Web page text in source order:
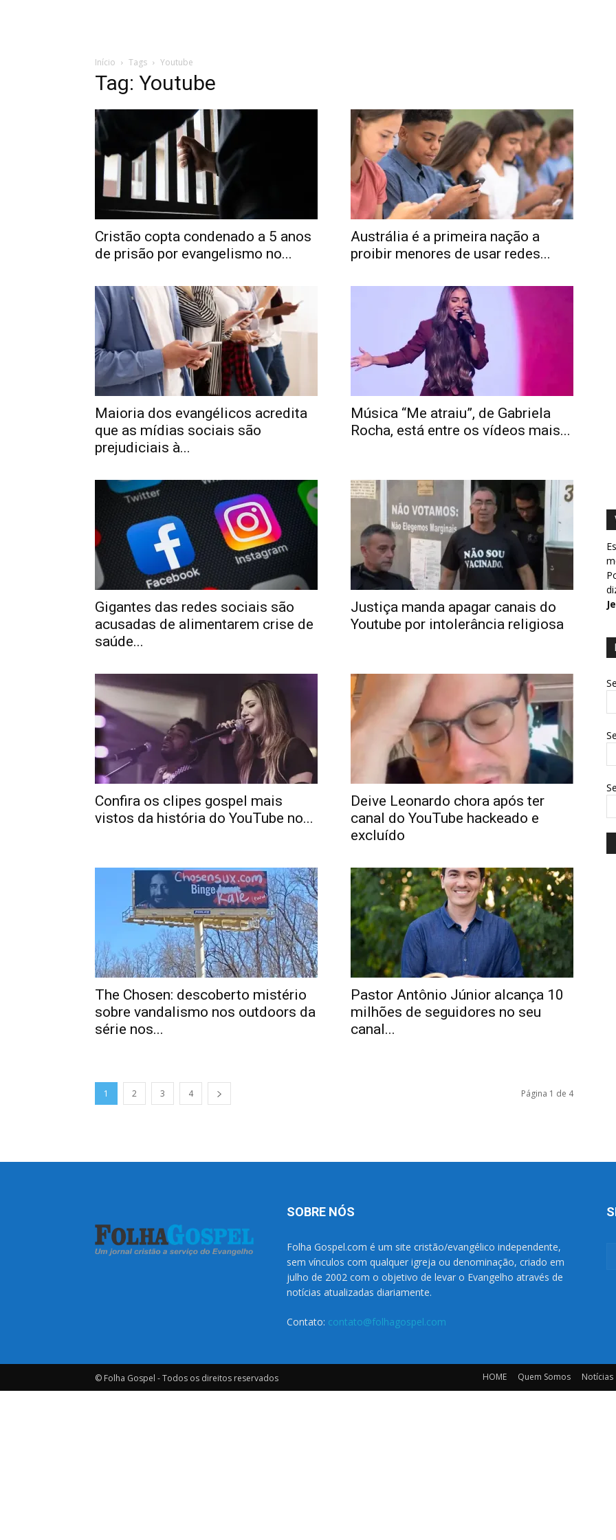
Início Tags Youtube
Tag: Youtube
Cristão copta condenado a 5 anos
de prisão por evangelismo no...
Austrália é a primeira nação a
proibir menores de usar redes...
Maioria dos evangélicos acredita
que as mídias sociais são
prejudiciais à...
Música “Me atraiu”, de Gabriela
Rocha, está entre os vídeos mais...
Gigantes das redes sociais são
acusadas de alimentarem crise de
saúde...
Justiça manda apagar canais do
Youtube por intolerância religiosa
Confira os clipes gospel mais
vistos da história do YouTube no...
Deive Leonardo chora após ter
canal do YouTube hackeado e
excluído
The Chosen: descoberto mistério
sobre vandalismo nos outdoors da
série nos...
Pastor Antônio Júnior alcança 10
milhões de seguidores no seu
canal...
1 2 3 4 Página 1 de 4
SOBRE NÓS
Folha Gospel.com é um site cristão/evangélico independente,
sem vínculos com qualquer igreja ou denominação, criado em
julho de 2002 com o objetivo de levar o Evangelho através de
notícias atualizadas diariamente.
Contato: contato@folhagospel.com
© Folha Gospel - Todos os direitos reservados HOME Quem Somos Notícias